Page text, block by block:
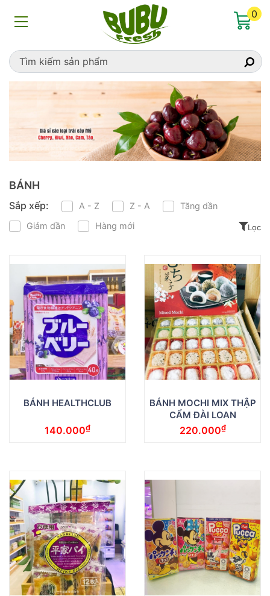
0
Home
BÁNH
Sắp xếp: A - Z Z - A
Tăng dần
Giảm dần
Hàng mới Lọc
BÁNH HEALTHCLUB
140.000₫
BÁNH MOCHI MIX THẬP
CẨM ĐÀI LOAN
220.000₫